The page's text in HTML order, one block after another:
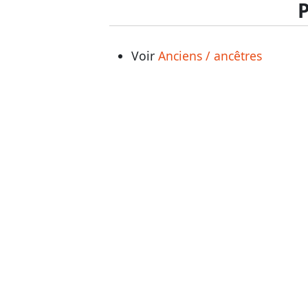
Voir Anciens / ancêtres